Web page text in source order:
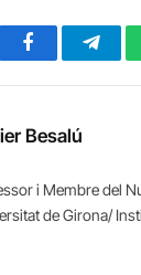
Facebook
Besalú
i Membre del
de Girona/